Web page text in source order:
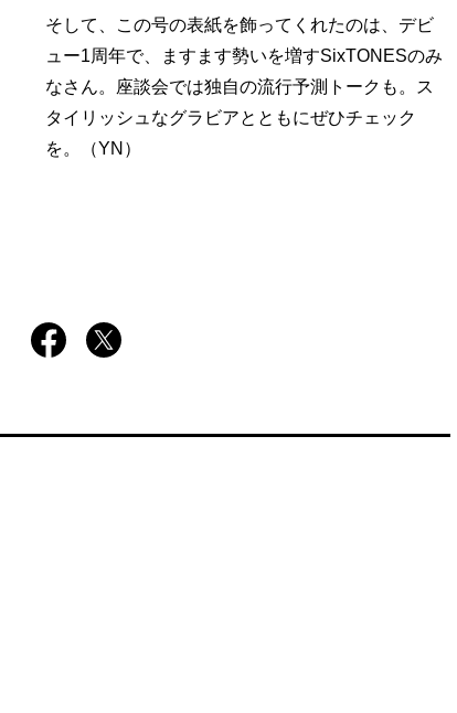
そして、この号の表紙を飾ってくれたのは、デビ
ュー1周年で、ますます勢いを増すSixTONESのみ
なさん。座談会では独自の流行予測トークも。ス
タイリッシュなグラビアとともにぜひチェック
を。（YN）